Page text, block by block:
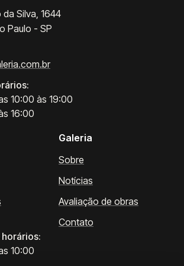
Silva, 1644
Paulo - SP
10:00 às 19:00
16:00
10:00
Galeria
Sobre
Notícias
Avaliação de obras
Contato